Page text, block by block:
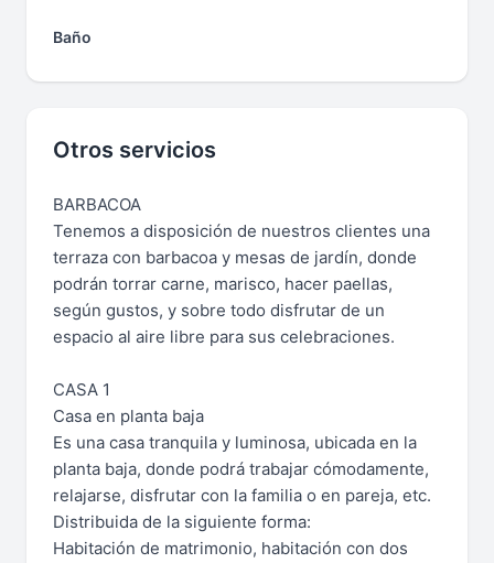
Baño
Otros servicios
BARBACOA
Tenemos a disposición de nuestros clientes una
terraza con barbacoa y mesas de jardín, donde
podrán torrar carne, marisco, hacer paellas,
según gustos, y sobre todo disfrutar de un
espacio al aire libre para sus celebraciones.
CASA 1
Casa en planta baja
Es una casa tranquila y luminosa, ubicada en la
planta baja, donde podrá trabajar cómodamente,
relajarse, disfrutar con la familia o en pareja, etc.
Distribuida de la siguiente forma:
Habitación de matrimonio, habitación con dos